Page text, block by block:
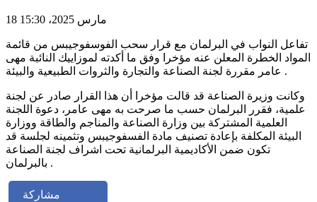
18 مارس 2025، 15:30
تفاعل النواب في البرلمان مع قرار سحب الفوسفوجيبس من قائمة
المواد الخطرة المعلن عنه مؤخرا وفق ما أكدته لموزاييك النائبة مهى
عامر مقررة لجنة الصناعة والتجارة والثروات الطبيعية والبيئة .
وكانت وزيرة الصناعة قد قالت مؤخرا أن هذا القرار صادر عن لجنة
علمية، فقرر البرلمان حسب ما صرحت به مهى عامر، دعوة اللجنة
العلمية المشتركة بين وزارة الصناعة والمناجم والطاقة ووزارة
البيئة المكلفة بإعادة تصنيف مادة الفسفوجيبس وتثمينه لجلسة قد
تكون ضمن الأكاديمية البرلمانية تحت اشراف لجنة الصناعة
بالبرلمان .
مشاركة